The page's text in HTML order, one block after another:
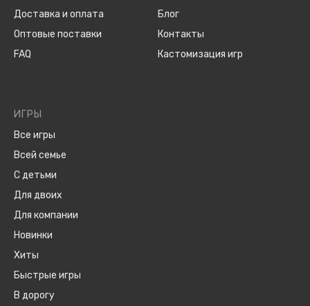
Доставка и оплата
Оптовые поставки
FAQ
ИГРЫ
Все игры
Всей семье
С детьми
Для двоих
Для компании
Новинки
Хиты
Быстрые игры
В дорогу
Блог
Контакты
Кастомизация игр